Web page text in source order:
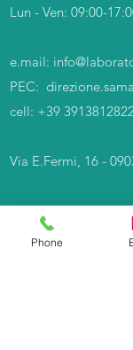
Lun - Ven: 09:00-
e.mail:
PEC:​ ​
cell: +39
Via E.Fermi, 16 -
Phone